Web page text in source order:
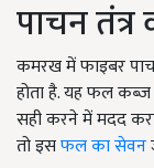
पाचन
कमरख में फाइबर
होता है. यह फल
सही करने में मदद
तो इसफल का सेवन